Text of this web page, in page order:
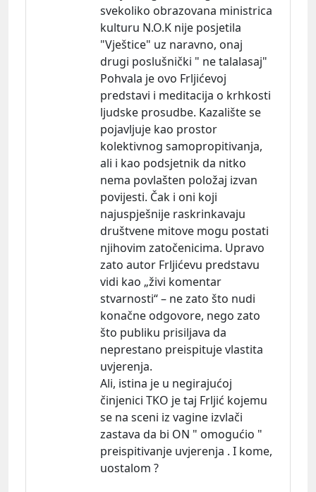
svekoliko obrazovana ministrica
kulturu N.O.K nije posjetila
"Vještice" uz naravno, onaj
drugi poslušnički " ne talalasaj"
Pohvala je ovo Frljićevoj
predstavi i meditacija o krhkosti
ljudske prosudbe. Kazalište se
pojavljuje kao prostor
kolektivnog samopropitivanja,
ali i kao podsjetnik da nitko
nema povlašten položaj izvan
povijesti. Čak i oni koji
najuspješnije raskrinkavaju
društvene mitove mogu postati
njihovim zatočenicima. Upravo
zato autor Frljićevu predstavu
vidi kao „živi komentar
stvarnosti“ – ne zato što nudi
konačne odgovore, nego zato
što publiku prisiljava da
neprestano preispituje vlastita
uvjerenja.
Ali, istina je u negirajućoj
činjenici TKO je taj Frljić kojemu
se na sceni iz vagine izvlači
zastava da bi ON " omogućio "
preispitivanje uvjerenja . I kome,
uostalom ?